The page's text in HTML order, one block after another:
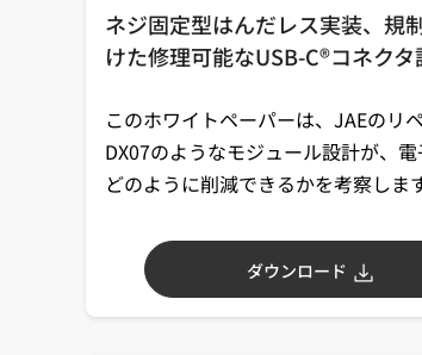
ネジ固定型はんだレス実装、規
けた修理可能なUSB-C®コネクタ
このホワイトペーパーは、JAEのリ
DX07のようなモジュール設計が、
どのように削減できるかを考察します
ダウンロード